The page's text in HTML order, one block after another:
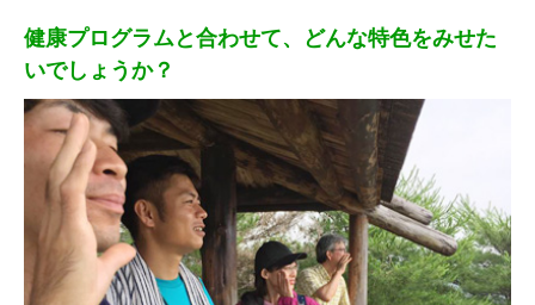
健康プログラムと合わせて、どんな特色をみせた
いでしょうか？